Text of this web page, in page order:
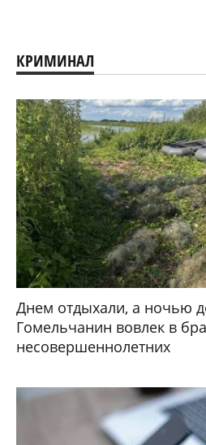
КРИМИНАЛ
Днем отдыхали, а ночью
Гомельчанин вовлек в
несовершеннолетних